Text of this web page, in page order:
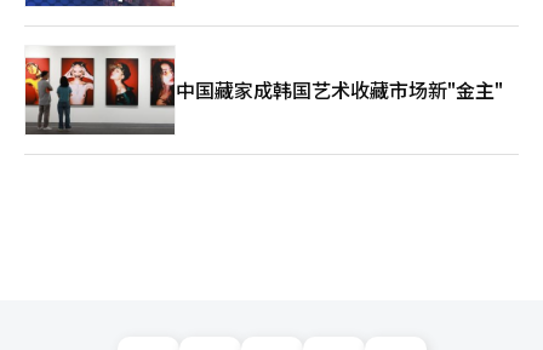
中国藏家成韩国艺术收藏市场新"金主"